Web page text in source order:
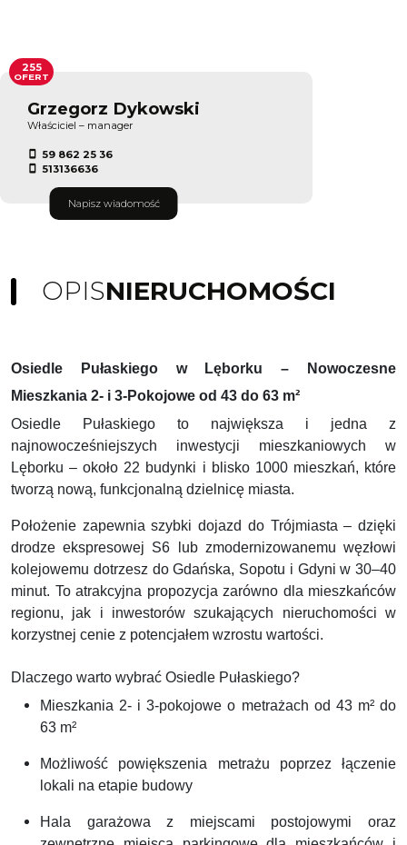
Grzegorz Dykowski
Właściciel – manager
59 862 25 36
513136636
Napisz wiadomość
255
OFERT
OPISNIERUCHOMOŚCI
Osiedle Pułaskiego w Lęborku – Nowoczesne
Mieszkania 2- i 3-Pokojowe od 43 do 63 m²
Osiedle Pułaskiego to największa i jedna z
najnowocześniejszych inwestycji mieszkaniowych w
Lęborku – około 22 budynki i blisko 1000 mieszkań, które
tworzą nową, funkcjonalną dzielnicę miasta.
Położenie zapewnia szybki dojazd do Trójmiasta – dzięki
drodze ekspresowej S6 lub zmodernizowanemu węzłowi
kolejowemu dotrzesz do Gdańska, Sopotu i Gdyni w 30–40
minut. To atrakcyjna propozycja zarówno dla mieszkańców
regionu, jak i inwestorów szukających nieruchomości w
korzystnej cenie z potencjałem wzrostu wartości.
Dlaczego warto wybrać Osiedle Pułaskiego?
Mieszkania 2- i 3-pokojowe o metrażach od 43 m² do
63 m²
Możliwość powiększenia metrażu poprzez łączenie
lokali na etapie budowy
Hala garażowa z miejscami postojowymi oraz